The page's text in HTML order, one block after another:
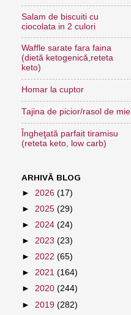
Salam de biscuiti cu
ciocolata in 2 culori
Waffle sarate fara faina
(dietă ketogenică,reteta
keto)
Homar la cuptor
Tajina de picior/rasol de miel
Îngheţată parfait tiramisu
(reteta keto, low carb)
ARHIVĂ BLOG
► 2026 (17)
► 2025 (29)
► 2024 (24)
► 2023 (23)
► 2022 (65)
► 2021 (164)
► 2020 (244)
► 2019 (282)